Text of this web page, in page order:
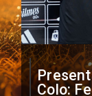
Colo: